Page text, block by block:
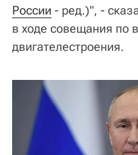
России - ред.)", -
в ходе совещания по
двигателестроения.